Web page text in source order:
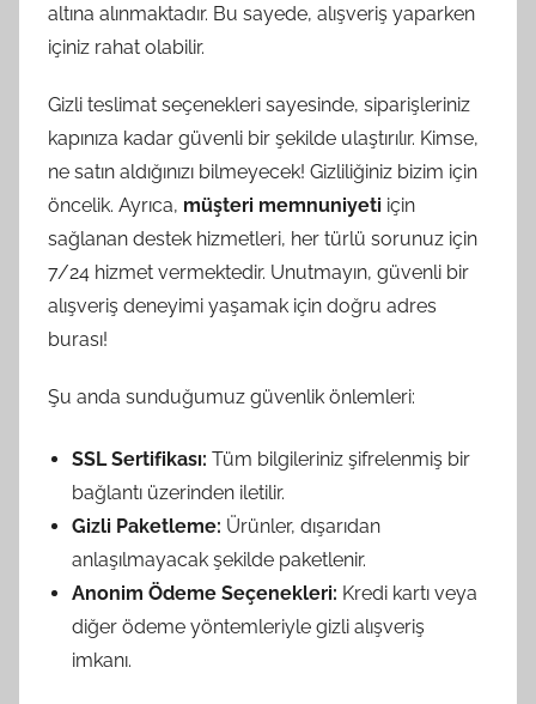
altına alınmaktadır. Bu sayede, alışveriş yaparken
içiniz rahat olabilir.
Gizli teslimat seçenekleri sayesinde, siparişleriniz
kapınıza kadar güvenli bir şekilde ulaştırılır. Kimse,
ne satın aldığınızı bilmeyecek! Gizliliğiniz bizim için
öncelik. Ayrıca, müşteri memnuniyeti için
sağlanan destek hizmetleri, her türlü sorunuz için
7/24 hizmet vermektedir. Unutmayın, güvenli bir
alışveriş deneyimi yaşamak için doğru adres
burası!
Şu anda sunduğumuz güvenlik önlemleri:
SSL Sertifikası: Tüm bilgileriniz şifrelenmiş bir
bağlantı üzerinden iletilir.
Gizli Paketleme: Ürünler, dışarıdan
anlaşılmayacak şekilde paketlenir.
Anonim Ödeme Seçenekleri: Kredi kartı veya
diğer ödeme yöntemleriyle gizli alışveriş
imkanı.